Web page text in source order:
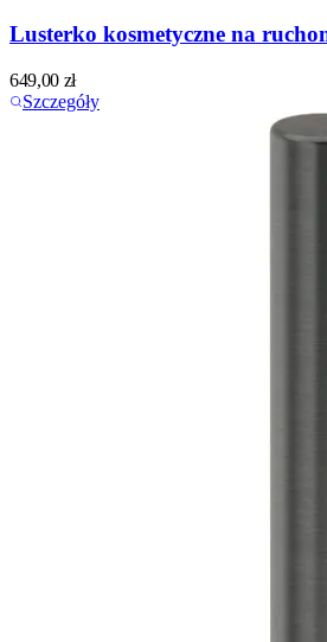
Lusterko kosmetyczne na
649,00 zł
Szczegóły